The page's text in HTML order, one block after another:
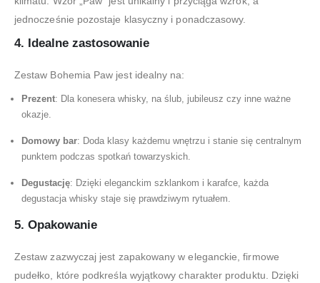
jednocześnie pozostaje klasyczny i ponadczasowy.
4. Idealne zastosowanie
Zestaw Bohemia Paw jest idealny na:
Prezent: Dla konesera whisky, na ślub, jubileusz czy inne ważne
okazje.
Domowy bar: Doda klasy każdemu wnętrzu i stanie się centralnym
punktem podczas spotkań towarzyskich.
Degustację: Dzięki eleganckim szklankom i karafce, każda
degustacja whisky staje się prawdziwym rytuałem.
5. Opakowanie
Zestaw zazwyczaj jest zapakowany w eleganckie, firmowe
pudełko, które podkreśla wyjątkowy charakter produktu. Dzięki